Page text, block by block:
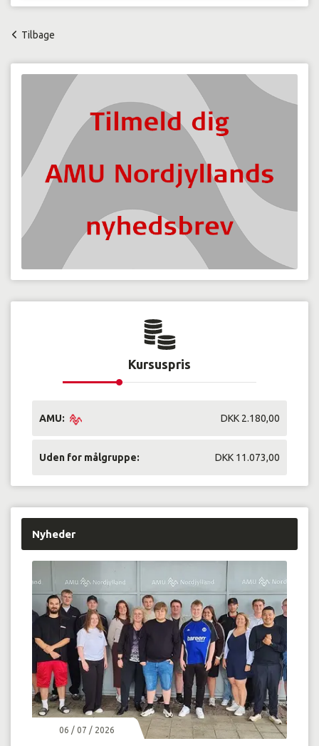
Tilbage
Kursuspris
AMU: DKK 2.180,00
Uden for målgruppe: DKK 11.073,00
Nyheder
06 / 07 / 2026